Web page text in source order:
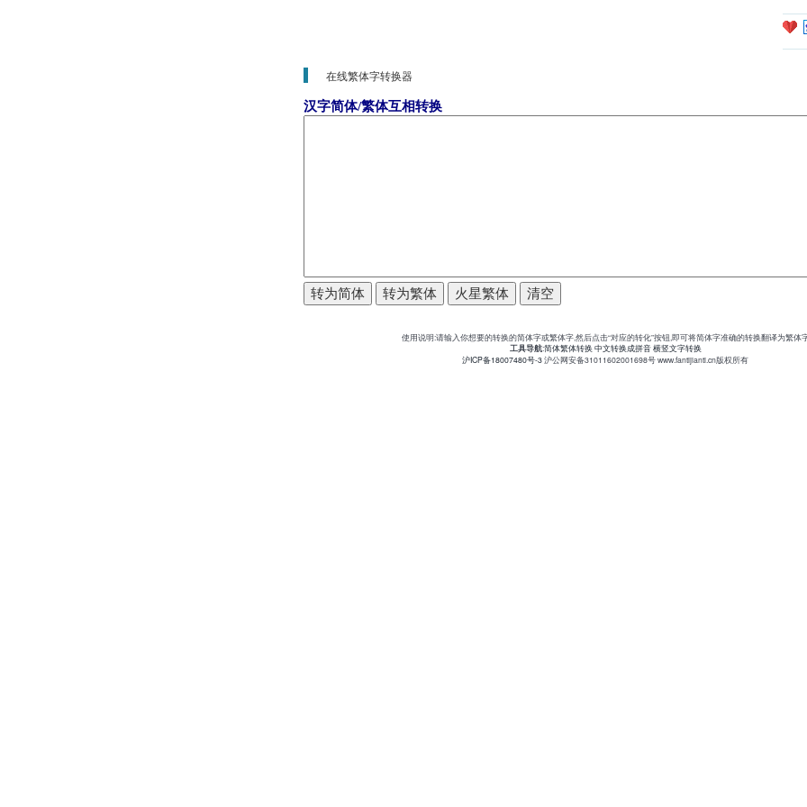
在线繁体字转换器
汉字简体/繁体互相转换
使用说明:请输入你想要的转换的简体字或繁体字,然后点击“对应的转化”按钮,即可将简体字准确的转换翻译为繁体
工具导航:简体繁体转换 中文转换成拼音 横竖文字转换
沪ICP备18007480号-3沪公网安备31011602001698号 www.fantijianti.cn版权所有